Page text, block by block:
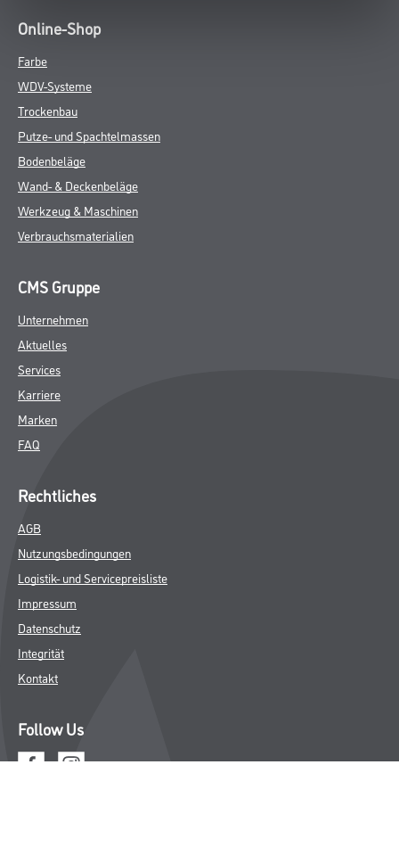
Online-Shop
Farbe
WDV-Systeme
Trockenbau
Putze- und Spachtelmassen
Bodenbeläge
Wand- & Deckenbeläge
Werkzeug & Maschinen
Verbrauchsmaterialien
CMS Gruppe
Unternehmen
Aktuelles
Services
Karriere
Marken
FAQ
Rechtliches
AGB
Nutzungsbedingungen
Logistik- und Servicepreisliste
Impressum
Datenschutz
Integrität
Kontakt
Follow Us